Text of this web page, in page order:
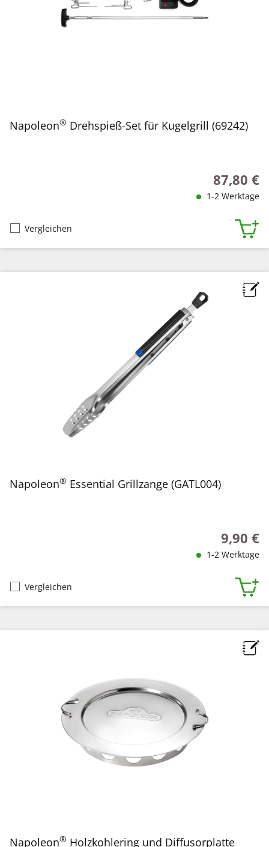
Napoleon® Drehspieß-Set für Kugelgrill (69242)
Regulärer
87,80 €
1-2 Werktage
Vergleichen
Napoleon® Essential Grillzange (GATL004)
9,90 €
1-2 Werktage
Vergleichen
Napoleon® Holzkohlering und Diffusorplatte